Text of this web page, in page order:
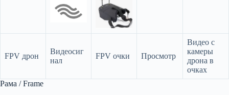
FPV дрон
Видеосиг
нал
FPV очки Просмотр
Видео с
камеры
дрона в
очках
Рама / Frame